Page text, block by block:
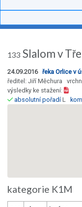
133 Slalom v
24.09.2016 řeka Orlice v
ředitel: Jiří Měchura
výsledky ke stažení:
absolutní pořadíL
kategorie K1M